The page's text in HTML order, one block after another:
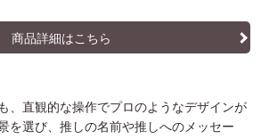
商品詳細はこちら
、直観的な操作でプロのようなデザインが
を選び、推しの名前や推しへのメッセー